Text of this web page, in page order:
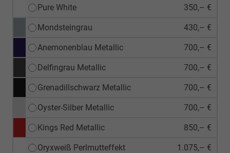
Pure White 350,– €
Mondsteingrau 430,– €
Anemonenblau Metallic 700,– €
Delfingrau Metallic 700,– €
Grenadillschwarz Metallic 700,– €
Oyster-Silber Metallic 700,– €
Kings Red Metallic 850,– €
Oryxweiß Perlmutteffekt 1.075,– €